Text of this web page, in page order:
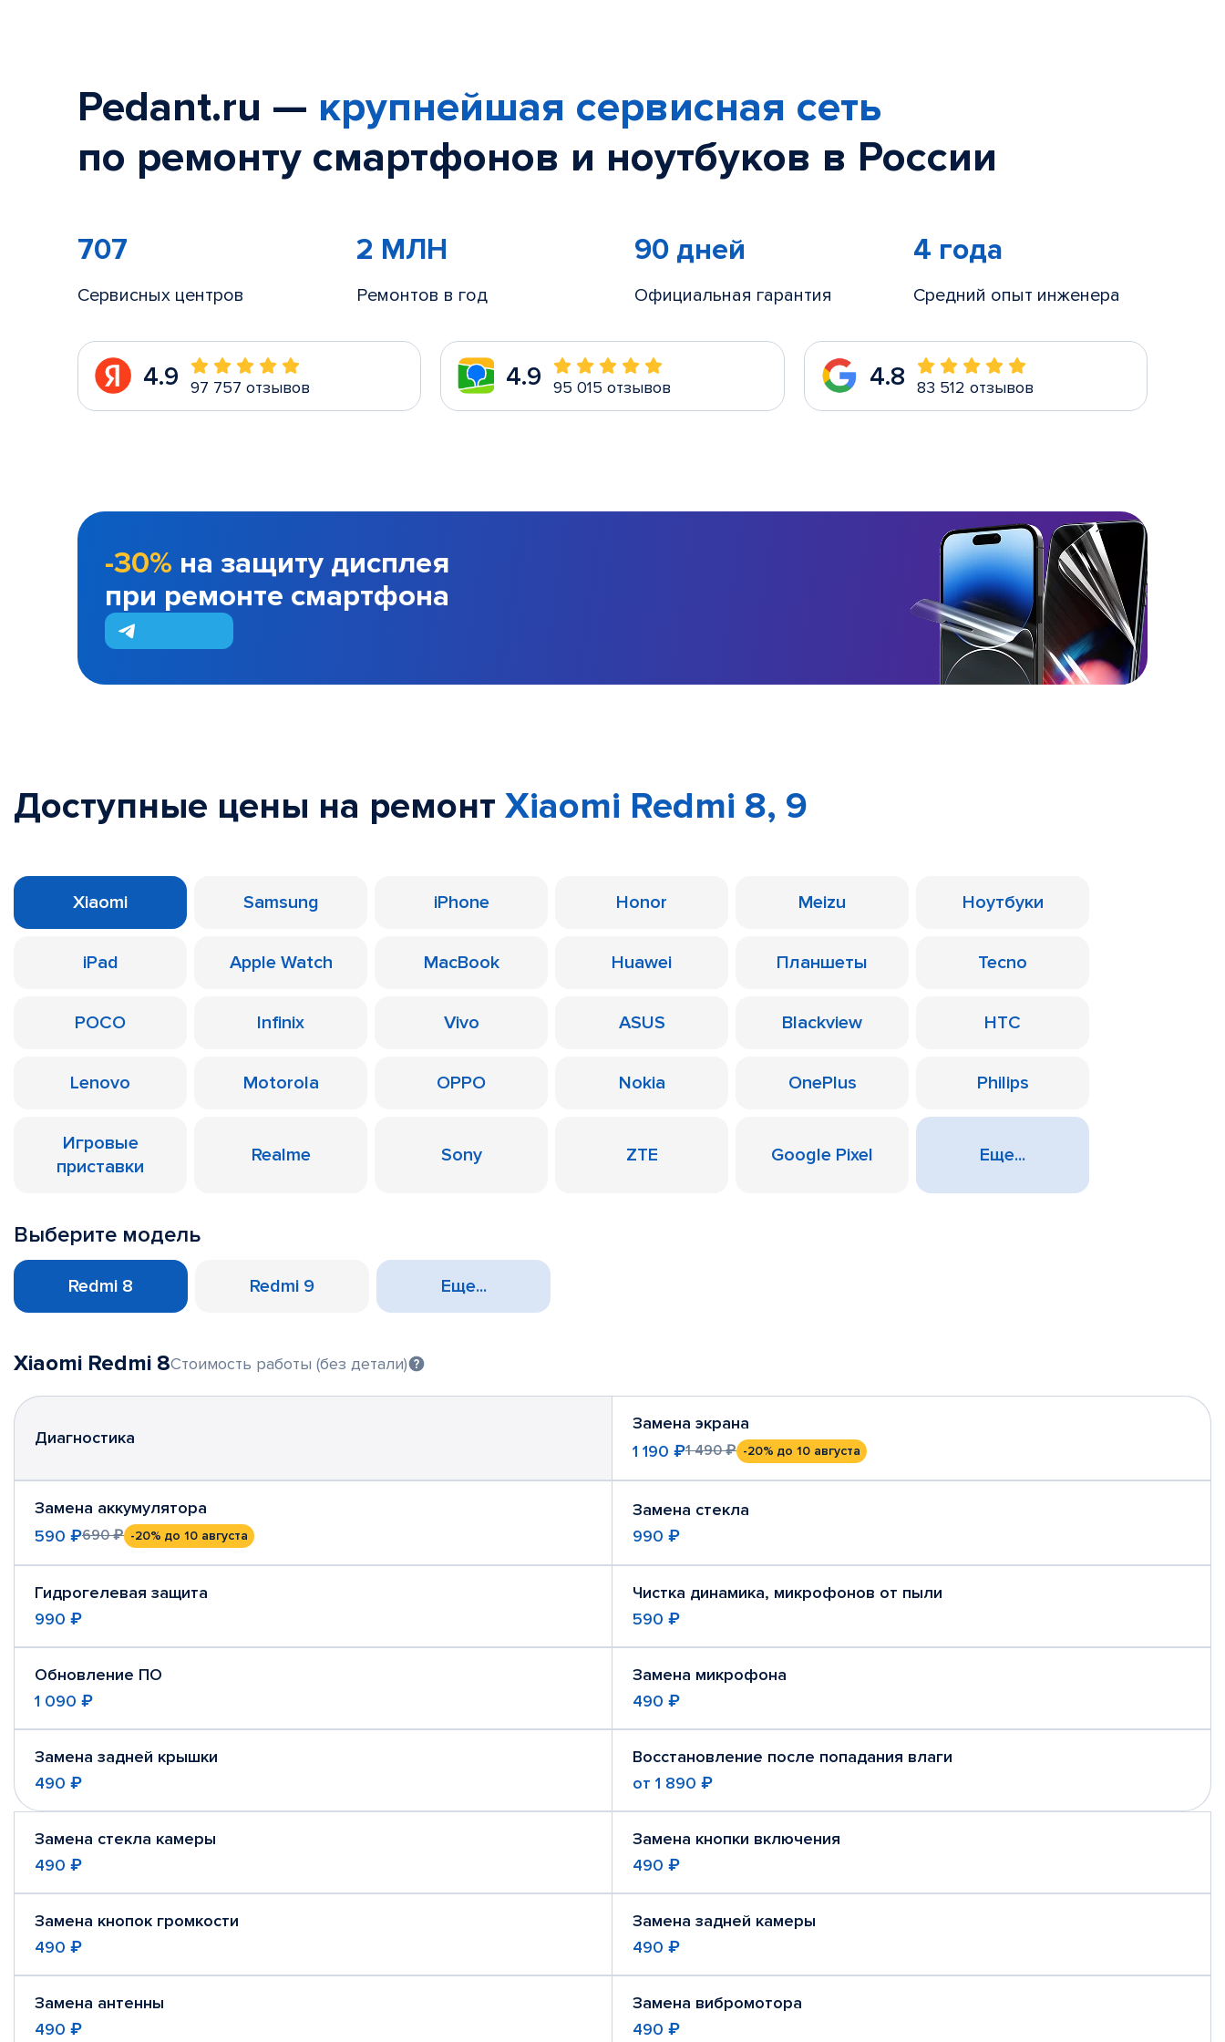
Pedant.ru — крупнейшая сервисная сеть
по ремонту смартфонов и ноутбуков в России
707
Сервисных центров
2 МЛН
Ремонтов в год
90 дней
Официальная гарантия
4 года
Средний опыт инженера
4.9 97 757 отзывов 4.9 95 015 отзывов 4.8 83 512 отзывов
-30% на защиту дисплея
при ремонте смартфона
Доступные цены на ремонт Xiaomi Redmi 8, 9
Xiaomi Samsung iPhone Honor Meizu Ноутбуки
iPad Apple Watch MacBook Huawei Планшеты Tecno
POCO Infinix Vivo ASUS Blackview HTC
Lenovo Motorola OPPO Nokia OnePlus Philips
Игровые
приставки
Realme Sony ZTE Google Pixel Еще...
Выберите модель
Redmi 8 Redmi 9 Еще...
Xiaomi Redmi 8Стоимость работы (без детали)
Диагностика
Замена экрана
1 190 ₽1 490 ₽ -20% до 10 августа
Замена аккумулятора
590 ₽690 ₽ -20% до 10 августа
Замена стекла
990 ₽
Гидрогелевая защита
990 ₽
Чистка динамика, микрофонов от пыли
590 ₽
Обновление ПО
1 090 ₽
Замена микрофона
490 ₽
Замена задней крышки
490 ₽
Восстановление после попадания влаги
от 1 890 ₽
Замена стекла камеры
490 ₽
Замена кнопки включения
490 ₽
Замена кнопок громкости
490 ₽
Замена задней камеры
490 ₽
Замена антенны
490 ₽
Замена вибромотора
490 ₽